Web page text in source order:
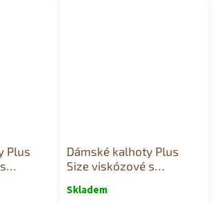
Plus
Dámské kalhoty Plus
Size viskózové s
páskem žluté
Skladem